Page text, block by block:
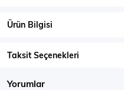
Ürün Bilgisi
Taksit Seçenekleri
Yorumlar